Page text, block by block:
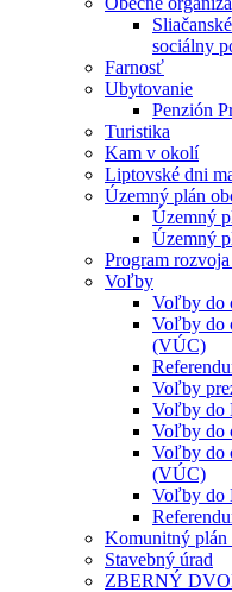
sociálny
Farnosť
Ubytovanie
Penzión
Turistika
Kam v okolí
Liptovské dni
Územný plán
Územný
Územný
Program
Voľby
Voľby do
Voľby do
(VÚC)
Voľby
Voľby do
Voľby do
Voľby do
(VÚC)
Voľby do
Komunitný plán
Stavebný úrad
ZBERNÝ